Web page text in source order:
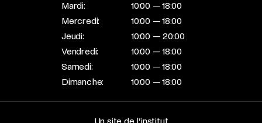
Mardi:
10:00 — 18:00
Mercredi:
10:00 — 18:00
Jeudi:
10:00 — 20:00
Vendredi:
10:00 — 18:00
Samedi:
10:00 — 18:00
Dimanche:
10:00 — 18:00
Un site de l’institut